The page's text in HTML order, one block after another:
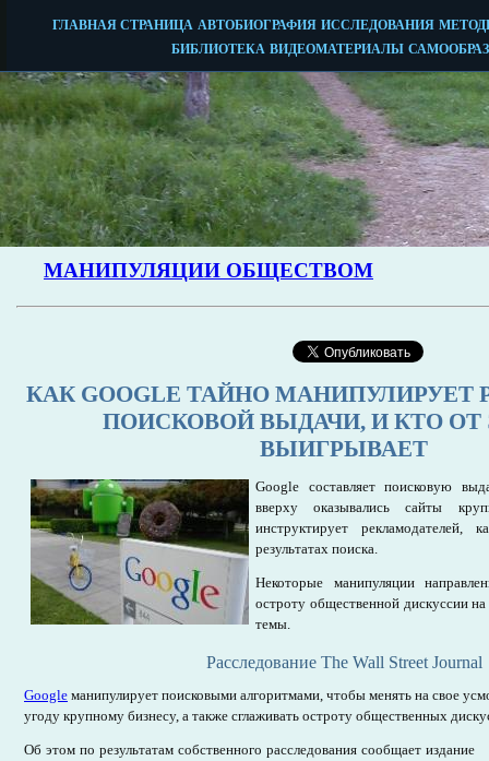
КАК GOOGLE ТАЙНО МАНИПУЛИРУЕТ
ПОИСКОВОЙ ВЫДАЧИ, И КТО ОТ
ВЫИГРЫВАЕТ
Google составляет поисковую
вверху оказывались сайты
инструктирует рекламодателей,
результатах поиска.
Некоторые манипуляции
остроту общественной дискуссии
темы.
Расследование The Wall Street Journal
Google манипулирует поисковыми алгоритмами, чтобы менять на свое
угоду крупному бизнесу, а также сглаживать остроту общественных
Об этом по результатам собственного расследования сообщает издание